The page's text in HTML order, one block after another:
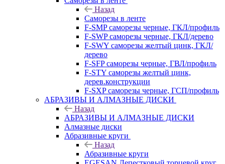
Назад
Саморезы в ленте
F-SMP саморезы черные, ГКЛ/профиль
F-SWP саморезы черные, ГКЛ/дерево
F-SWY саморезы желтый цинк, ГКЛ/
дерево
F-SFP саморезы черные, ГВЛ/профиль
F-STY саморезы желтый цинк,
дерев.конструкции
F-SXP саморезы черные, ГСП/профиль
АБРАЗИВЫ И АЛМАЗНЫЕ ДИСКИ
Назад
АБРАЗИВЫ И АЛМАЗНЫЕ ДИСКИ
Алмазные диски
Абразивные круги
Назад
Абразивные круги